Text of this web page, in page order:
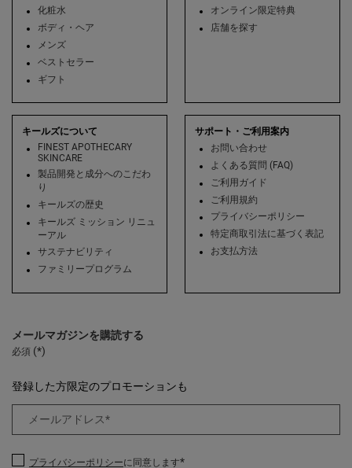
化粧水
ボディ・ヘア
メンズ
ベストセラー
ギフト
オンライン限定特典
店舗を探す
キールズについて
FINEST APOTHECARY
SKINCARE
製品開発と成分へのこだわ
り
キールズの歴史
キールズ ミッション リニュ
ーアル
サステナビリティ
ファミリープログラム
サポート・ご利用案内
お問い合わせ
よくある質問 (FAQ)
ご利用ガイド
ご利用規約
プライバシーポリシー
特定商取引法に基づく表記
お支払方法
メールマガジンを購読する
必須 (*)
登録した方限定のプロモーションも
メールアドレス*
プライバシーポリシーに同意します*